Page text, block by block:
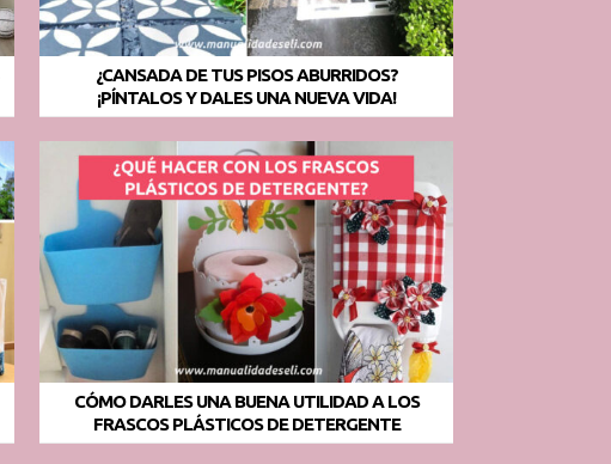
¿CANSADA DE TUS PISOS ABURRIDOS?
¡PÍNTALOS Y DALES UNA NUEVA VIDA!
CÓMO DARLES UNA BUENA UTILIDAD A LOS
FRASCOS PLÁSTICOS DE DETERGENTE